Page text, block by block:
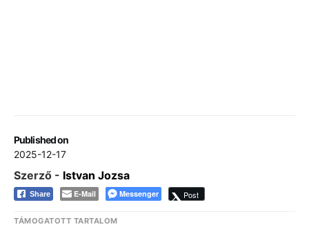
Published on
2025-12-17
Szerző - Istvan Jozsa
Share E-Mail Messenger Post
TÁMOGATOTT TARTALOM